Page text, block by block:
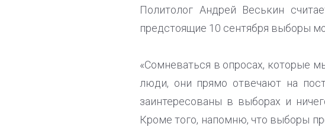
Политолог Андрей Веськин
предстоящие 10 сентября выборы
«Сомневаться в опросах, которые
люди, они прямо отвечают на
заинтересованы в выборах и
Кроме того, напомню, что выборы